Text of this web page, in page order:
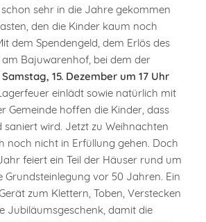
schon sehr in die Jahre gekommen
den die Kinder kaum noch
dem Spendengeld, dem Erlös des
Bajuwarenhof, bei dem der
Samstag, 15. Dezember um 17 Uhr
einlädt sowie natürlich mit
Gemeinde hoffen die Kinder, dass
saniert wird. Jetzt zu Weihnachten
noch nicht in Erfüllung gehen. Doch
feiert ein Teil der Häuser rund um
Grundsteinlegung vor 50 Jahren. Ein
zum Klettern, Toben, Verstecken
Jubiläumsgeschenk, damit die